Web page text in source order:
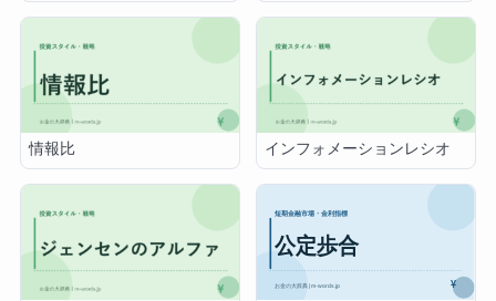
情報比 インフォメーションレシオ